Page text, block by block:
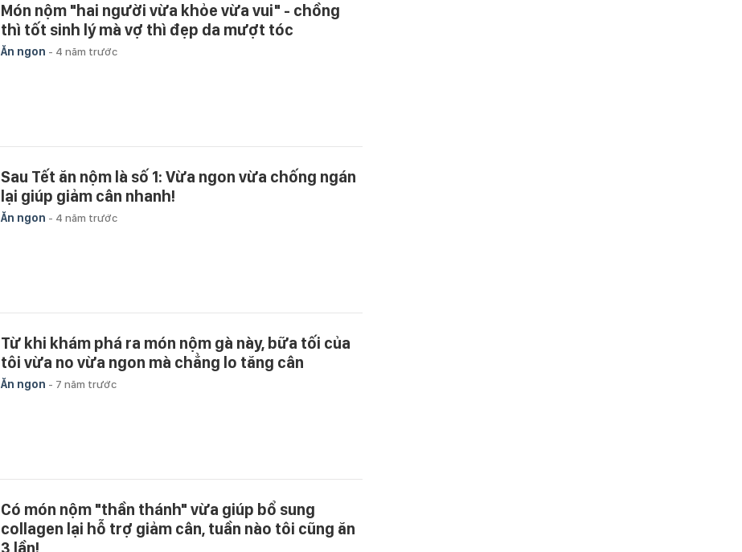
Món nộm "hai người vừa khỏe vừa vui" - chồng
thì tốt sinh lý mà vợ thì đẹp da mượt tóc
Ăn ngon - 4 năm trước
Sau Tết ăn nộm là số 1: Vừa ngon vừa chống ngán
lại giúp giảm cân nhanh!
Ăn ngon - 4 năm trước
Từ khi khám phá ra món nộm gà này, bữa tối của
tôi vừa no vừa ngon mà chẳng lo tăng cân
Ăn ngon - 7 năm trước
Có món nộm "thần thánh" vừa giúp bổ sung
collagen lại hỗ trợ giảm cân, tuần nào tôi cũng ăn
3 lần!